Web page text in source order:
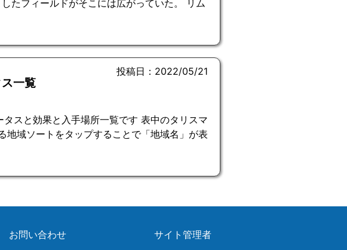
たフィールドがそこには広がっていた。 リム
一覧
投稿日：2022/05/21
スと効果と入手場所一覧です 表中のタリスマ
地域ソートをタップすることで「地域名」が表
お問い合わせ サイト管理者